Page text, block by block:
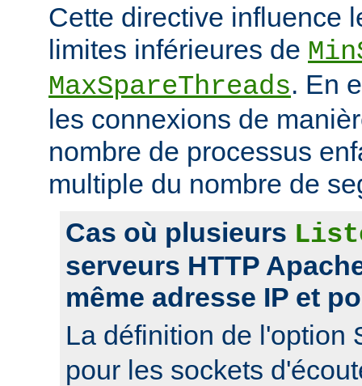
Cette directive influence
limites inférieures de
MaxSpareThreads. En
les connexions de
nombre de processus
multiple du nombre de
Cas où plusieurs
serveurs HTTP
même adresse IP et
La définition de l'option
pour les sockets